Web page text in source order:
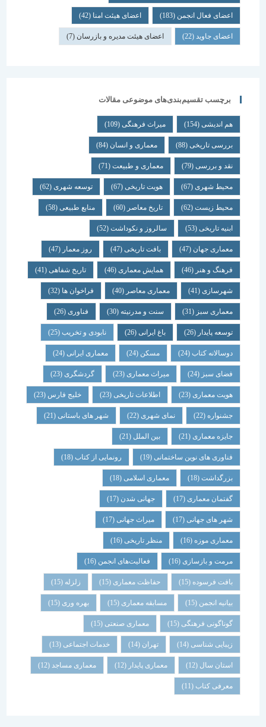
اعضای فعال انجمن(183) اعضای هیئت امنا(42)
اعضای جاوید(22) اعضای هیئت مدیره و بازرسان(7)
برچسب تقسیم‌بندی‌های موضوعی مقالات
هم اندیشی (154) میراث فرهنگی (109)
بررسی تاریخی (88) معماری و انسان (84)
نقد و بررسی (79) معماری و طبیعت (71)
محیط شهری(67) هویت تاریخی(67) توسعه شهری(62)
محیط زیست(62) تاریخ معاصر(60) منابع طبیعی(58)
ابنیه تاریخی(53) سالروز و نکوداشت(52)
معماری جهان (47) بافت تاریخی(47) روز معمار(47)
فرهنگ و هنر(46) همایش معماری (46) تاریخ شفاهی (41)
شهرسازی(41) معماری معاصر(40) فراخوان ها (32)
معماری سبز(31) سنت و مدرنیته(30) فناوری (26)
توسعه پایدار(26) باغ ایرانی(26) نابودی و تخریب(25)
دوسالانه کتاب(24) مسکن (24) معماری ایرانی(24)
فضای سبز(24) میراث معماری (23) گردشگری (23)
هویت معماری (23) اطلاعات تاریخی(23) خلیج فارس(23)
جشنواره(22) نمای شهری(22) شهر های باستانی (21)
جایزه معماری (21) بین الملل(21)
فناوری های نوین ساختمانی(19) رونمایی از کتاب (18)
بزرگداشت (18) معماری اسلامی(18)
گفتمان معماری (17) جهانی شدن(17)
شهر های جهانی(17) میراث جهانی(17)
معماری موزه(16) منظر تاریخی (16)
مرمت و بازسازی(16) فعالیت‌های انجمن(16)
بافت فرسوده (15) حفاظت معماری (15) زلزله
بیانیه انجمن(15) مسابقه معماری (15) بهره وری(15)
گوناگونی فرهنگی (15) معماری صنعتی(15)
زیبایی شناسی (14) تهران خدمات اجتماعی (13)
استان سال(12) معماری پایدار (12) معماری مساجد(12)
معرفی کتاب(11)